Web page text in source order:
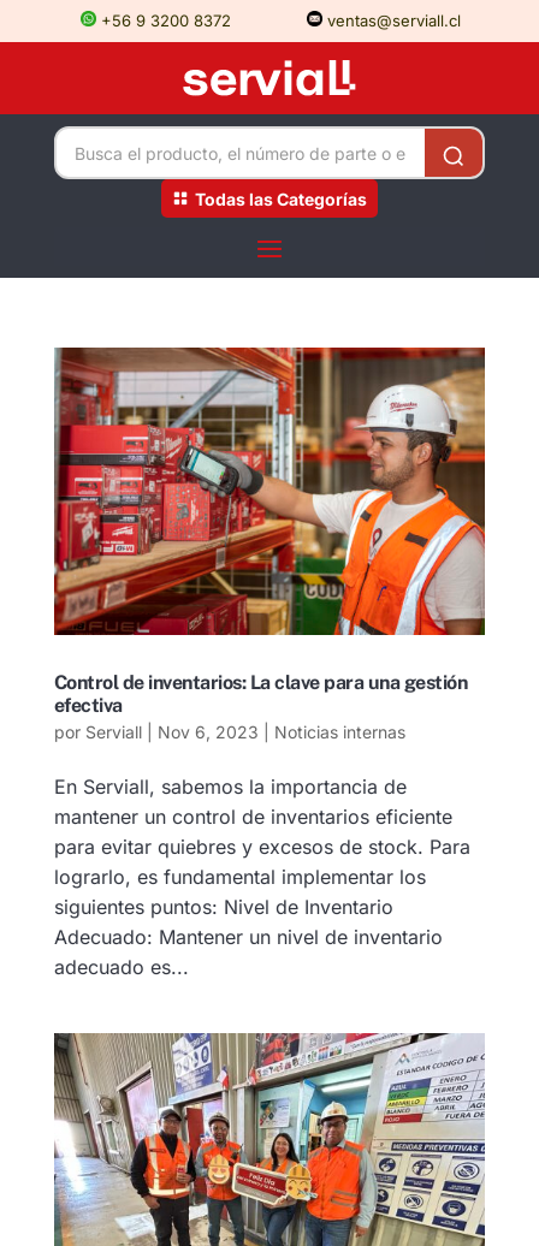
+56 9 3200 8372 ventas@serviall.cl
Todas las Categorías
Control de inventarios: La clave para una gestión
efectiva
por Serviall| Nov 6, 2023 Noticias internas
En Serviall, sabemos la importancia de
mantener un control de inventarios eficiente
para evitar quiebres y excesos de stock. Para
lograrlo, es fundamental implementar los
siguientes puntos: Nivel de Inventario
Adecuado: Mantener un nivel de inventario
adecuado es...